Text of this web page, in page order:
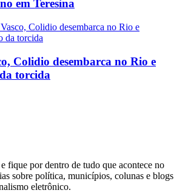
em Teresina
Colidio desembarca no Rio e
torcida
fique por dentro de tudo que acontece no
sobre política, municípios, colunas e blogs
eletrônico.